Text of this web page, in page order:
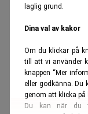
laglig grund.
Dina val av kakor
Om du klickar på
till att vi använder
knappen “Mer
eller godkänna. Du
genom att klicka på
Du kan när du